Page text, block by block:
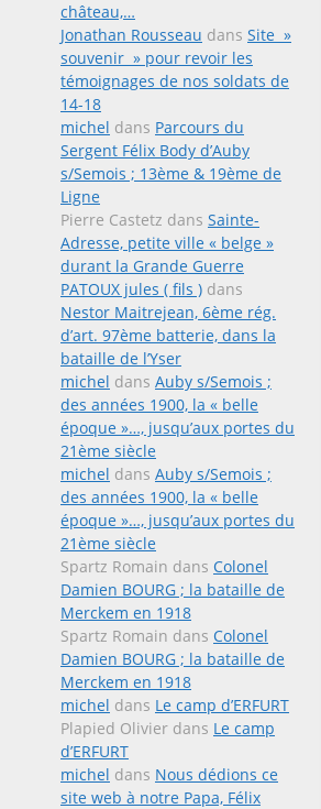
château,…
Jonathan Rousseau dans Site »
souvenir » pour revoir les
témoignages de nos soldats de
14-18
michel dans Parcours du
Sergent Félix Body d’Auby
s/Semois ; 13ème & 19ème de
Ligne
Pierre Castetz dans Sainte-
Adresse, petite ville « belge »
durant la Grande Guerre
PATOUX jules ( fils ) dans
Nestor Maitrejean, 6ème rég.
d’art. 97ème batterie, dans la
bataille de l’Yser
michel dans Auby s/Semois ;
des années 1900, la « belle
époque »…, jusqu’aux portes du
21ème siècle
michel dans Auby s/Semois ;
des années 1900, la « belle
époque »…, jusqu’aux portes du
21ème siècle
Spartz Romain dans Colonel
Damien BOURG ; la bataille de
Merckem en 1918
Spartz Romain dans Colonel
Damien BOURG ; la bataille de
Merckem en 1918
michel dans Le camp d’ERFURT
Plapied Olivier dans Le camp
d’ERFURT
michel dans Nous dédions ce
site web à notre Papa, Félix